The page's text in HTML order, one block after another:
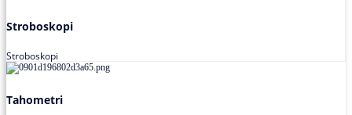
Stroboskopi
Stroboskopi
Tahometri